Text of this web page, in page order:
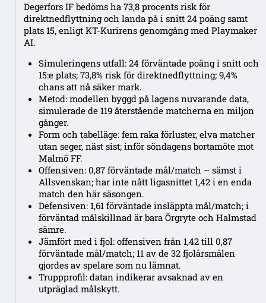
Degerfors IF bedöms ha 73,8 procents risk för
direktnedflyttning och landa på i snitt 24 poäng samt
plats 15, enligt KT-Kurirens genomgång med Playmaker
AI.
Simuleringens utfall: 24 förväntade poäng i snitt och
15:e plats; 73,8% risk för direktnedflyttning; 9,4%
chans att nå säker mark.
Metod: modellen byggd på lagens nuvarande data,
simulerade de 119 återstående matcherna en miljon
gånger.
Form och tabelläge: fem raka förluster, elva matcher
utan seger, näst sist; inför söndagens bortamöte mot
Malmö FF.
Offensiven: 0,87 förväntade mål/match – sämst i
Allsvenskan; har inte nått ligasnittet 1,42 i en enda
match den här säsongen.
Defensiven: 1,61 förväntade insläppta mål/match; i
förväntad målskillnad är bara Örgryte och Halmstad
sämre.
Jämfört med i fjol: offensiven från 1,42 till 0,87
förväntade mål/match; 11 av de 32 fjolårsmålen
gjordes av spelare som nu lämnat.
Truppprofil: datan indikerar avsaknad av en
utpräglad målskytt.